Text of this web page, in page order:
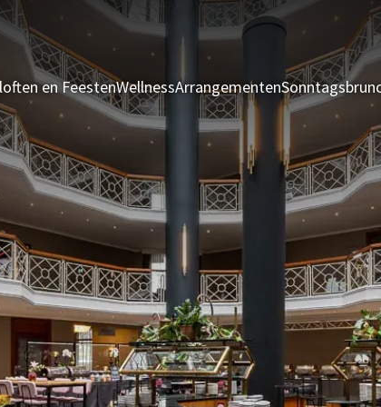
en FeestenWellnessArrangementen